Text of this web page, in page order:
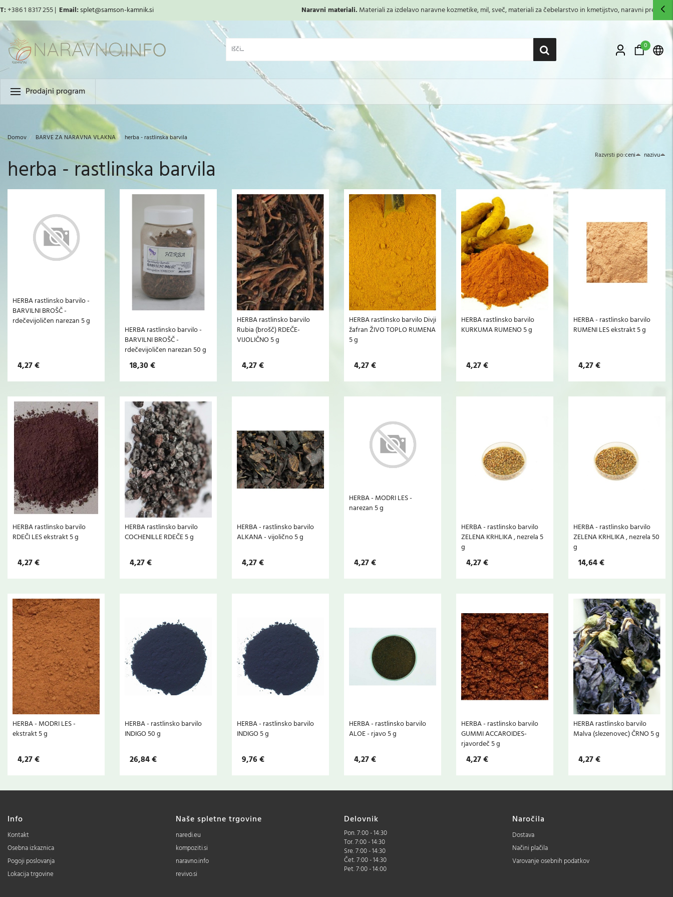
T:+386 1 8317 255 | Email:splet@samson-kamnik.si Naravni materiali. Materiali za izdelavo naravne kozmetike, mil, sveč, materiali za čebelarstvo in kmetijstvo, naravni premazi,...
0
Prodajni program
Domov BARVE ZA NARAVNA VLAKNA
herba - rastlinska barvila
Razvrsti po:ceni nazivu
herba - rastlinska barvila
HERBA rastlinsko barvilo -
BARVILNI BROŠČ -
rdečevijoličen narezan 5 g
4,27 €
HERBA rastlinsko barvilo -
BARVILNI BROŠČ -
rdečevijoličen narezan 50 g
18,30 €
HERBA rastlinsko barvilo
Rubia (brošč) RDEČE-
VIJOLIČNO 5 g
4,27 €
HERBA rastlinsko barvilo Divji
žafran ŽIVO TOPLO RUMENA
5 g
4,27 €
HERBA rastlinsko barvilo
KURKUMA RUMENO 5 g
4,27 €
HERBA - rastlinsko barvilo
RUMENI LES ekstrakt 5 g
4,27 €
HERBA rastlinsko barvilo
RDEČI LES ekstrakt 5 g
4,27 €
HERBA rastlinsko barvilo
COCHENILLE RDEČE 5 g
4,27 €
HERBA - rastlinsko barvilo
ALKANA - vijolično 5 g
4,27 €
HERBA - MODRI LES -
narezan 5 g
4,27 €
HERBA - rastlinsko barvilo
ZELENA KRHLIKA , nezrela 5
g
4,27 €
HERBA - rastlinsko barvilo
ZELENA KRHLIKA , nezrela 50
g
14,64 €
HERBA - MODRI LES -
ekstrakt 5 g
4,27 €
HERBA - rastlinsko barvilo
INDIGO 50 g
26,84 €
HERBA - rastlinsko barvilo
INDIGO 5 g
9,76 €
HERBA - rastlinsko barvilo
ALOE - rjavo 5 g
4,27 €
HERBA - rastlinsko barvilo
GUMMI ACCAROIDES-
rjavordeč 5 g
4,27 €
HERBA rastlinsko barvilo
Malva (slezenovec) ČRNO 5 g
4,27 €
Info
Kontakt
Osebna izkaznica
Pogoji poslovanja
Lokacija trgovine
Naše spletne trgovine
naredi.eu
kompoziti.si
naravno.info
revivo.si
Delovnik
Pon. 7:00 - 14:30
Tor. 7:00 - 14:30
Sre. 7:00 - 14:30
Čet. 7:00 - 14:30
Pet. 7:00 - 14:00
Naročila
Dostava
Načini plačila
Varovanje osebnih podatkov